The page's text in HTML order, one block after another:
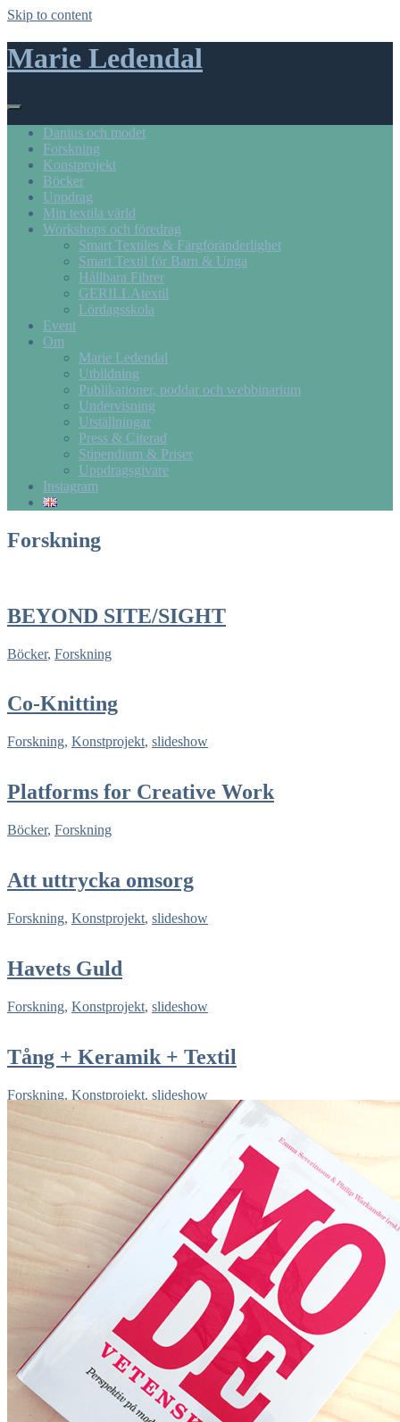
Skip to content
Marie Ledendal
Danius och modet
Forskning
Konstprojekt
Böcker
Uppdrag
Min textila värld
Workshops och föredrag
Smart Textiles & Färgföränderlighet
Smart Textil för Barn & Unga
Hållbara Fibrer
GERILLAtextil
Lördagsskola
Event
Om
Marie Ledendal
Utbildning
Publikationer, poddar och webbinarium
Undervisning
Utställningar
Press & Citerad
Stipendium & Priser
Uppdragsgivare
Instagram
Forskning
BEYOND SITE/SIGHT
Böcker, Forskning
Co-Knitting
Forskning, Konstprojekt, slideshow
Platforms for Creative Work
Böcker, Forskning
Att uttrycka omsorg
Forskning, Konstprojekt, slideshow
Havets Guld
Forskning, Konstprojekt, slideshow
Tång + Keramik + Textil
Forskning, Konstprojekt, slideshow